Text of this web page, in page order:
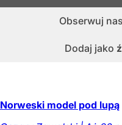
Obserwuj nas
Dodaj jako
Norweski model pod lupą